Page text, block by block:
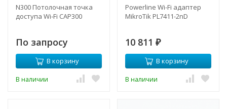
N300 Потолочная точка
доступа Wi‑Fi CAP300
По запросу
В корзину
В наличии
Powerline Wi-Fi адаптер
MikroTik PL7411-2nD
10 811 ₽
В корзину
В наличии